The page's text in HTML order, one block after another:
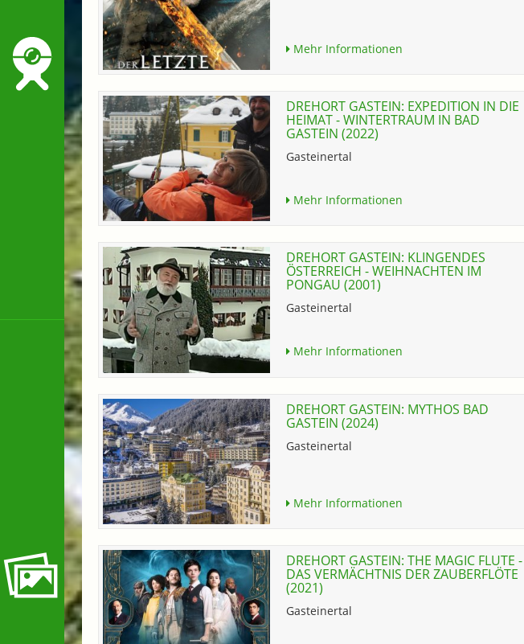
Mehr Informationen
DREHORT GASTEIN: EXPEDITION IN DIE
HEIMAT - WINTERTRAUM IN BAD
GASTEIN (2022)
Gasteinertal
Mehr Informationen
DREHORT GASTEIN: KLINGENDES
ÖSTERREICH - WEIHNACHTEN IM
PONGAU (2001)
Gasteinertal
Mehr Informationen
DREHORT GASTEIN: MYTHOS BAD
GASTEIN (2024)
Gasteinertal
Mehr Informationen
DREHORT GASTEIN: THE MAGIC FLUTE -
DAS VERMÄCHTNIS DER ZAUBERFLÖTE
(2021)
Gasteinertal